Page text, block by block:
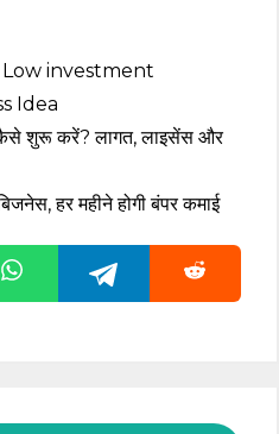
Low investment
Idea
कैसे शुरू करें? लागत, लाइसेंस और
हर महीने होगी बंपर कमाई